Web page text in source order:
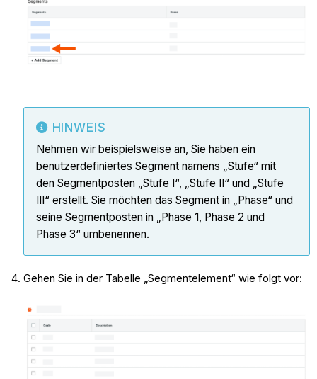
HINWEIS
Nehmen wir beispielsweise an, Sie haben ein
benutzerdefiniertes Segment namens „Stufe“ mit
den Segmentposten „Stufe I“, „Stufe II“ und „Stufe
III“ erstellt. Sie möchten das Segment in „Phase“ und
seine Segmentposten in „Phase 1, Phase 2 und
Phase 3“ umbenennen.
Gehen Sie in der Tabelle „Segmentelement“ wie folgt vor: